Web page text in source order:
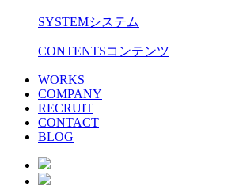
SYSTEMシステム
CONTENTSコンテンツ
WORKS
COMPANY
RECRUIT
CONTACT
BLOG